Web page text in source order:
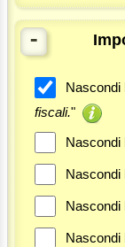
-
Nascondi
fiscali."
Nascondi
Nascondi
Nascondi
Nascondi